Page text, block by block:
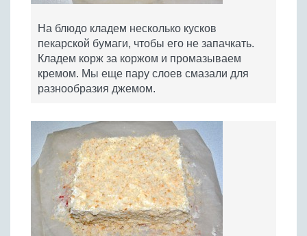
На блюдо кладем несколько кусков
пекарской бумаги, чтобы его не запачкать.
Кладем корж за коржом и промазываем
кремом. Мы еще пару слоев смазали для
разнообразия джемом.